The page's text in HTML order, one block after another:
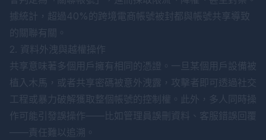
據統計，超過40%的跨境電商帳號被封都與帳號共享導致
的關聯有關。
2. 資料外洩與越權操作
共享意味著多個用戶擁有相同的憑證。一旦某個用戶設備被
植入木馬，或者共享密碼被意外洩露，攻擊者即可透過社交
工程或暴力破解獲取整個帳號的控制權。此外，多人同時操
作可能引發誤操作——比如管理員誤刪資料、客服錯誤回覆
——責任難以追溯。